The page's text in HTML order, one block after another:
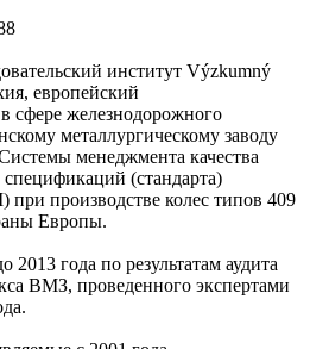
институт Výzkumný
европейский
сфере железнодорожного
металлургическому заводу
менеджмента качества
(стандарта)
при производстве колес типов 409
Европы.
года по результатам аудита
ВМЗ, проведенного экспертами